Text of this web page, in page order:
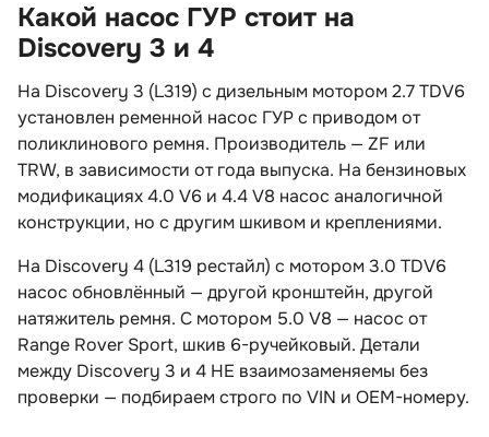
Какой насос ГУР стоит на
Discovery 3 и 4
На Discovery 3 (L319) с дизельным мотором 2.7 TDV6
установлен ременной насос ГУР с приводом от
поликлинового ремня. Производитель — ZF или
TRW, в зависимости от года выпуска. На бензиновых
модификациях 4.0 V6 и 4.4 V8 насос аналогичной
конструкции, но с другим шкивом и креплениями.
На Discovery 4 (L319 рестайл) с мотором 3.0 TDV6
насос обновлённый — другой кронштейн, другой
натяжитель ремня. С мотором 5.0 V8 — насос от
Range Rover Sport, шкив 6-ручейковый. Детали
между Discovery 3 и 4 НЕ взаимозаменяемы без
проверки — подбираем строго по VIN и OEM-номеру.